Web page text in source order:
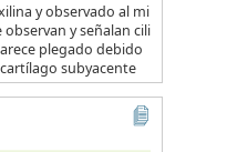
y observado al mi
y señalan cili
plegado debido
subyacente